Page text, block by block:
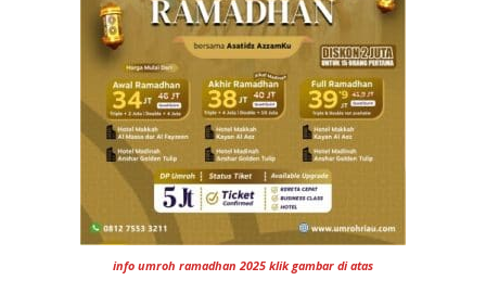
info umroh ramadhan 2025 klik gambar di atas